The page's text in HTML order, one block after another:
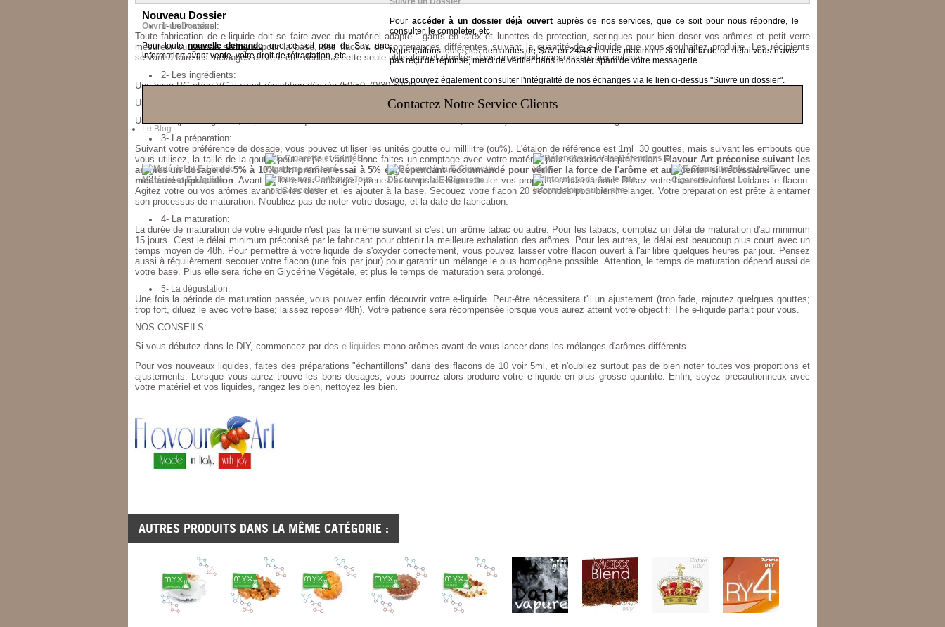
Nouveau Dossier
Ouvrir un Dossier
Pour toutenouvelle demande, que ce soit pour du Sav, une
information avant vente, votre droit de rétractation, etc
Pour accéder à un dossier déjà ouvertauprès de nos services, que ce soit pour nous répondre, le
consulter, le compléter, etc
Nous traitons toutes les demandes de SAV en 24/48 heures maximum.Si au dela de ce délai vous n'avez
pas reçu de réponse, merci de vérifier dans le dossier spam de votre messagerie.
Vous pouvez également consulter l'intégralité de nos échanges via le lien ci-dessus "Suivre un dossier".
Contactez Notre Service Clients
Le Blog
Matériel et E-Liquide
E-
Cigarette et Santé
Tous
nos Concours
Découvrir la E-Cigarette
Défendons la
Vape
Informations sur le site
E-
Cigarette Info et Loi
1- Le matériel:
Toute fabrication de e-liquide doit se faire avec du matériel adapté : gants en latex et lunettes de protection, seringues pour bien doser vos arômes et petit verre
mesureur ou grosse seringue pour la base, des flacons de contenances différentes suivant la quantité de e-liquide que vous souhaitez produire. Les récipients
servant à faire les mélanges doivent être dédiés à cette seule utilisation et stockés dans un endroit inaccessible aux enfants.
2- Les ingrédients:
Une base PG et/ou VG suivant répartition désirée (50/50,70/30,80/20....)
Un ou plusieurs arômes
Un additif (pas obligatoire, dépend de ce que vous souhaitez obtenir en +- sucré, +-acide...) dosé entre 1% et 3% car généralement très fort.
3- La préparation:
Suivant votre préférence de dosage, vous pouvez utiliser les unités goutte ou millilitre (ou%). L'étalon de référence est 1ml=30 gouttes, mais suivant les embouts que
vous utilisez, la taille de la goutte peut un peu varier, donc faites un comptage avec votre matériel pour sécuriser la proportion. Flavour Art préconise suivant les
arômes un dosage de 5% à 10%. Un premier essai à 5% est cependant recommandé pour vérifier la force de l'arôme et augmenter si nécessaire avec une
meilleure appréciation. Avant de faire vos mélanges, prenez le temps de bien calculer vos proportions base/arôme. Dosez votre base et versez la dans le flacon.
Agitez votre ou vos arômes avant de les doser et les ajouter à la base. Secouez votre flacon 20 secondes pour bien mélanger. Votre préparation est prête à entamer
son processus de maturation. N'oubliez pas de noter votre dosage, et la date de fabrication.
4- La maturation:
La durée de maturation de votre e-liquide n'est pas la même suivant si c'est un arôme tabac ou autre. Pour les tabacs, comptez un délai de maturation d'au minimum
15 jours. C'est le délai minimum préconisé par le fabricant pour obtenir la meilleure exhalation des arômes. Pour les autres, le délai est beaucoup plus court avec un
temps moyen de 48h. Pour permettre à votre liquide de s'oxyder correctement, vous pouvez laisser votre flacon ouvert à l'air libre quelques heures par jour. Pensez
aussi à régulièrement secouer votre flacon (une fois par jour) pour garantir un mélange le plus homogène possible. Attention, le temps de maturation dépend aussi de
votre base. Plus elle sera riche en Glycérine Végétale, et plus le temps de maturation sera prolongé.
5- La dégustation:
Une fois la période de maturation passée, vous pouvez enfin découvrir votre e-liquide. Peut-être nécessitera t'il un ajustement (trop fade, rajoutez quelques gouttes;
trop fort, diluez le avec votre base; laissez reposer 48h). Votre patience sera récompensée lorsque vous aurez atteint votre objectif: The e-liquide parfait pour vous.
NOS CONSEILS:
Si vous débutez dans le DIY, commencez par des e-liquides mono arômes avant de vous lancer dans les mélanges d'arômes différents.
Pour vos nouveaux liquides, faites des préparations "échantillons" dans des flacons de 10 voir 5ml, et n'oubliez surtout pas de bien noter toutes vos proportions et
ajustements. Lorsque vous aurez trouvé les bons dosages, vous pourrez alors produire votre e-liquide en plus grosse quantité. Enfin, soyez précautionneux avec
votre matériel et vos liquides, rangez les bien, nettoyez les bien.
AUTRES PRODUITS DANS LA MÊME CATÉGORIE :